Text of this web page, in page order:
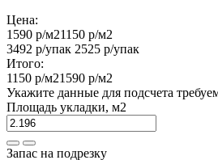
Цена:
1590 р/м21150 р/м2
3492 р/упак 2525 р/упак
Итого:
1150 р/м21590 р/м2
Укажите данные для подсчета
Площадь укладки, м2
Запас на подрезку